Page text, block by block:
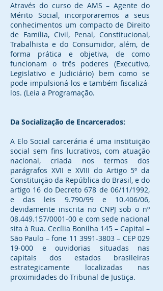
Através do curso de AMS – Agente do
Mérito Social, incorporaremos a seus
conhecimentos um compacto de Direito
de Família, Civil, Penal, Constitucional,
Trabalhista e do Consumidor, além, de
forma prática e objetiva, de como
funcionam o três poderes (Executivo,
Legislativo e Judiciário) bem como se
pode impulsioná-los e também fiscalizá-
los. (Leia a Programação.
Da Socialização de Encarcerados:
A Elo Social carcerária é uma instituição
social sem fins lucrativos, com atuação
nacional, criada nos termos dos
parágrafos XVII e XVIII do Artigo 5º da
Constituição da República do Brasil, e do
artigo 16 do Decreto 678 de 06/11/1992,
e das leis 9.790/99 e 10.406/06,
devidamente inscrita no CNPJ sob o nº
08.449.157/0001-00 e com sede nacional
sita à Rua. Cecília Bonilha 145 – Capital –
São Paulo – fone 11 3991-3803 – CEP 029
19-000 e ouvidorias situadas nas
capitais dos estados brasileiras
estrategicamente localizadas nas
proximidades do Tribunal de Justiça.